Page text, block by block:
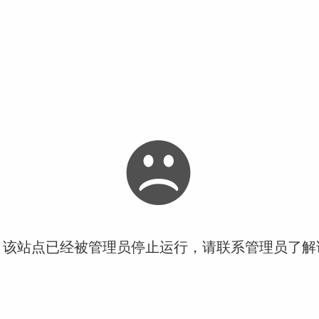
站点已经被管理员停止运行，请联系管理员了